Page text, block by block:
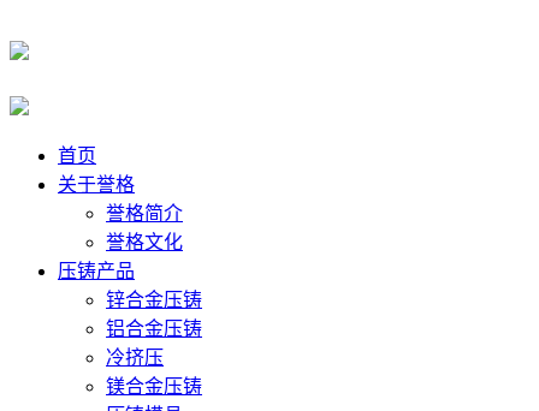
首页
关于誉格
誉格简介
誉格文化
压铸产品
锌合金压铸
铝合金压铸
冷挤压
镁合金压铸